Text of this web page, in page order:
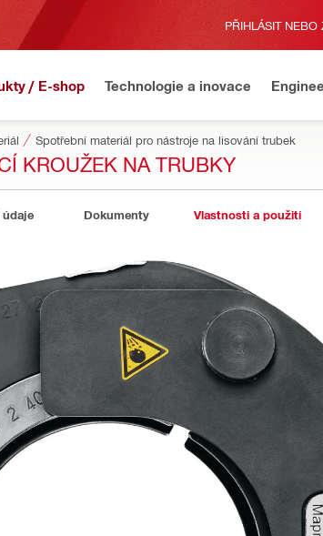
PŘIHLÁSIT NEBO
/ E-shop Technologie a inovace
Spotřební materiál pro nástroje na lisování trubek
KROUŽEK NA TRUBKY
údaje Dokumenty Vlastnosti a použití